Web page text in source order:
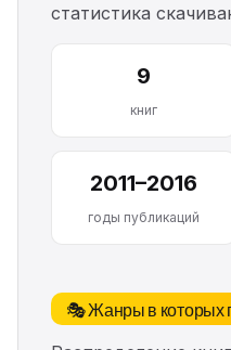
статистика
9
книг
2011–2016
годы публикаций
🎭 Жанры в которых